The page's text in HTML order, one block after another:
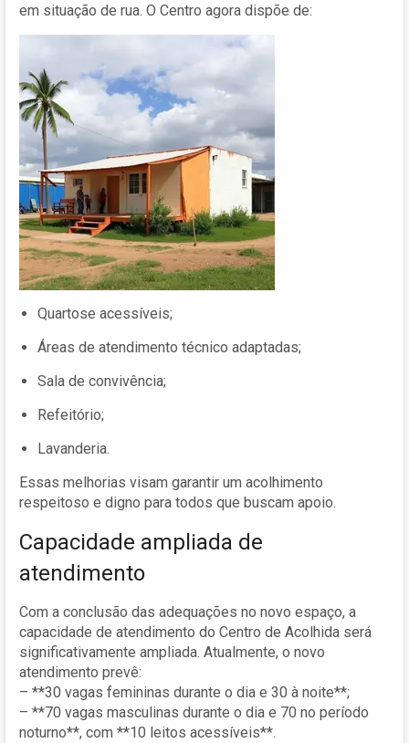
em situação de rua. O Centro agora dispõe de:
Quartose acessíveis;
Áreas de atendimento técnico adaptadas;
Sala de convivência;
Refeitório;
Lavanderia.
Essas melhorias visam garantir um acolhimento
respeitoso e digno para todos que buscam apoio.
Capacidade ampliada de
atendimento
Com a conclusão das adequações no novo espaço, a
capacidade de atendimento do Centro de Acolhida será
significativamente ampliada. Atualmente, o novo
atendimento prevê:
– **30 vagas femininas durante o dia e 30 à noite**;
– **70 vagas masculinas durante o dia e 70 no período
noturno**, com **10 leitos acessíveis**.